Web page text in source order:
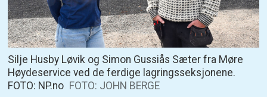
Silje Husby Løvik og Simon Gussiås Sæter fra Møre
Høydeservice ved de ferdige lagringsseksjonene.
FOTO: NP.no FOTO: JOHN BERGE